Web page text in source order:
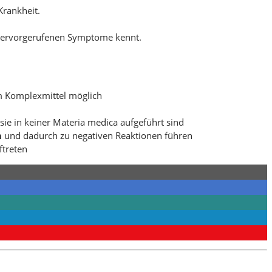
Symptome kennt.
Komplexmittel möglich
in keiner Materia medica aufgeführt sind
und dadurch zu negativen Reaktionen führen